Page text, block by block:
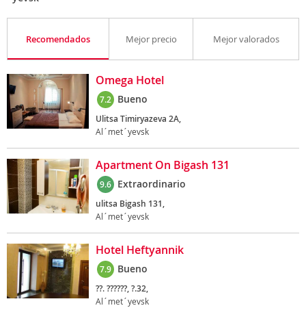
Recomendados Mejor precio Mejor valorados
Omega Hotel
7.2 Bueno
Ulitsa Timiryazeva 2A,
Al´met´yevsk
Apartment On Bigash 131
9.6 Extraordinario
ulitsa Bigash 131,
Al´met´yevsk
Hotel Heftyannik
7.9 Bueno
??. ??????, ?.32,
Al´met´yevsk